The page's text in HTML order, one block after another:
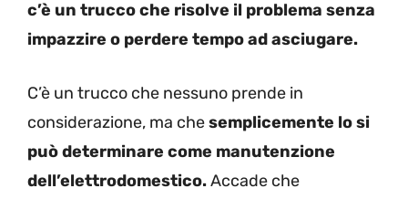
c’è un trucco che risolve il problema senza
impazzire o perdere tempo ad asciugare.
C’è un trucco che nessuno prende in
considerazione, ma chesemplicemente lo si
può determinare come manutenzione
dell’elettrodomestico.Accade che